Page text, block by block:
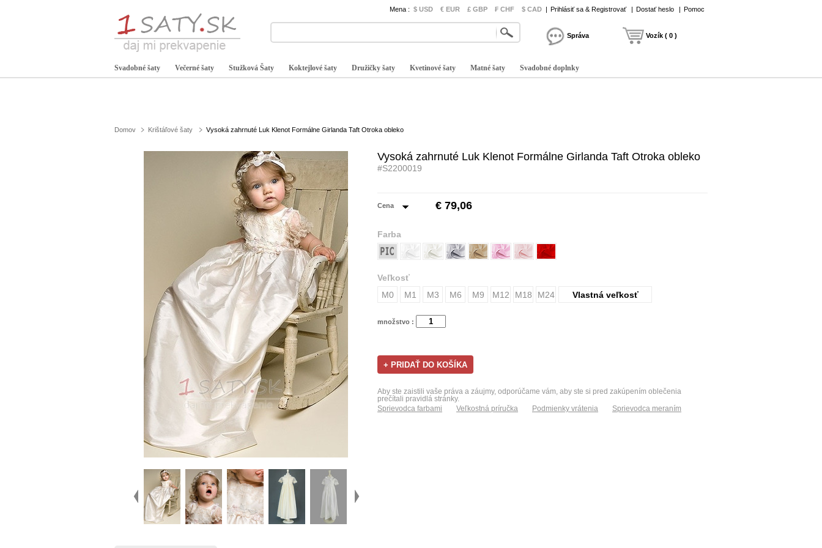
Mena : $ USD € EUR £ GBP ₣ CHF $ CAD | Prihlásiť sa & Registrovať | Dostať heslo | Pomoc
Správa Vozík ( 0 )
Svadobné šaty Večerné šaty Stužková Šaty Koktejlové šaty Družičky šaty Kvetinové šaty Matné šaty Svadobné doplnky
Domov Krištáľové šaty Vysoká zahrnuté Luk Klenot Formálne Girlanda Taft Otroka obleko
Vysoká zahrnuté Luk Klenot Formálne Girlanda Taft Otroka obleko
#S2200019
Cena € 79,06
Farba
Veľkosť
M0
M1 M3 M6 M9 M12 M18 M24 Vlastná veľkosť
množstvo :
Aby ste zaistili vaše práva a záujmy, odporúčame vám, aby ste si pred zakúpením oblečenia
prečítali pravidlá stránky.
Sprievodca farbami
Veľkostná príručka Podmienky vrátenia Sprievodca meraním